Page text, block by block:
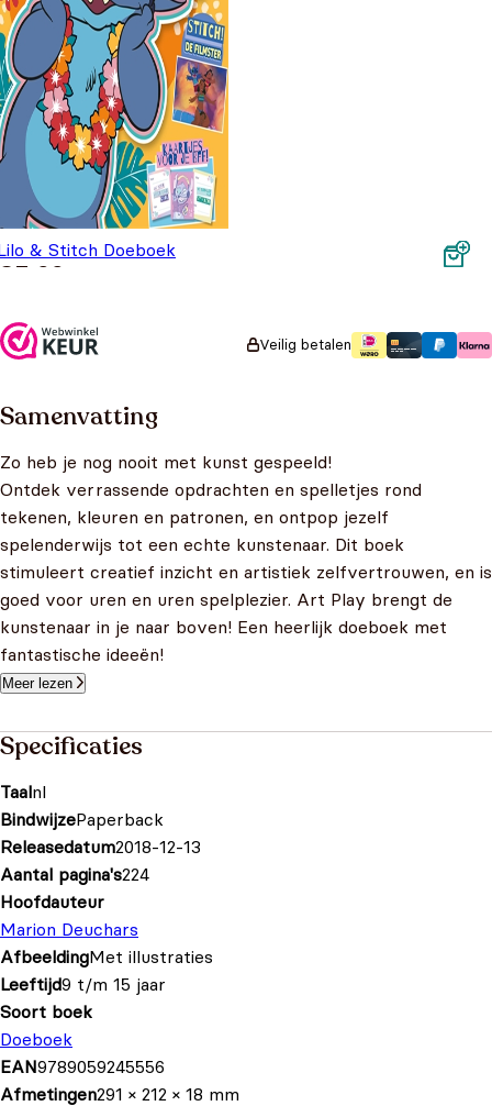
& Stitch Doeboek
5,99
Veilig betalen
Samenvatting
Zo heb je nog nooit met kunst gespeeld!
Ontdek verrassende opdrachten en spelletjes rond
tekenen, kleuren en patronen, en ontpop jezelf
spelenderwijs tot een echte kunstenaar. Dit boek
stimuleert creatief inzicht en artistiek zelfvertrouwen, en is
goed voor uren en uren spelplezier. Art Play brengt de
kunstenaar in je naar boven! Een heerlijk doeboek met
fantastische ideeën!
Meer lezen
Specificaties
Taalnl
BindwijzePaperback
Releasedatum2018-12-13
Aantal pagina's224
Hoofdauteur
Marion Deuchars
AfbeeldingMet illustraties
Leeftijd9 t/m 15 jaar
Soort boek
Doeboek
EAN9789059245556
Afmetingen291 × 212 × 18 mm